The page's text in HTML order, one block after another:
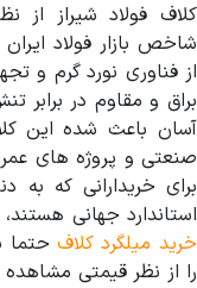
کلاف فولاد شیراز از
شاخص بازار فولاد
از فناوری نورد گرم و
براق و مقاوم در برابر
آسان باعث شده این
صنعتی و پروژه های
برای خریدارانی که به
استاندارد جهانی
خرید میلگرد کلافحتما
را از نظر قیمتی مشاهده